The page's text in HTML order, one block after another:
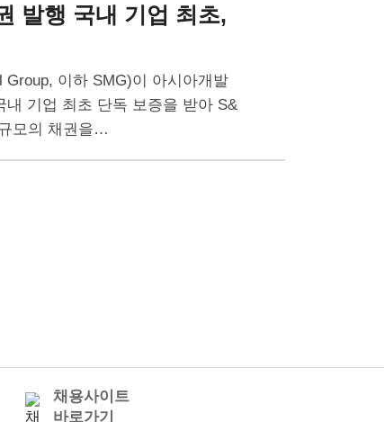
발행 국내 기업 최초,
이하 SMG)이 아시아개발
기업 최초 단독 보증을 받아 S&
모의 채권을…
채용사이트
바로가기